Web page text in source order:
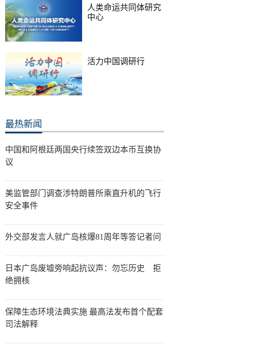
人类命运共同体研究
中心
活力中国调研行
最热新闻
中国和阿根廷两国央行续签双边本币互换协
议
美监管部门调查涉特朗普所乘直升机的飞行
安全事件
外交部发言人就广岛核爆81周年等答记者问
日本广岛废墟旁响起抗议声：勿忘历史 拒
绝拥核
保障生态环境法典实施 最高法发布首个配套
司法解释